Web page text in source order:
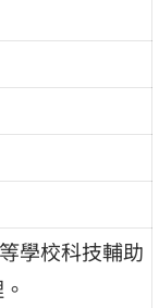
學校科技輔助